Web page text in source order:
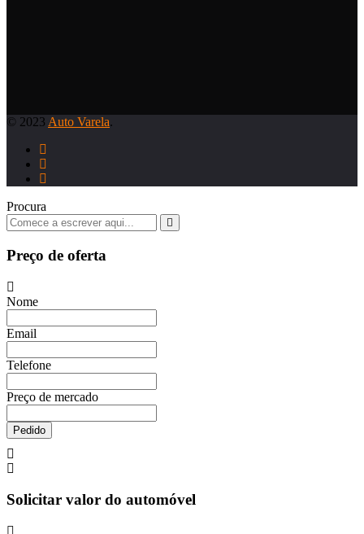
© 2023 Auto Varela.
Procura
Preço de oferta
Nome
Email
Telefone
Preço de mercado
Pedido
Solicitar valor do automóvel